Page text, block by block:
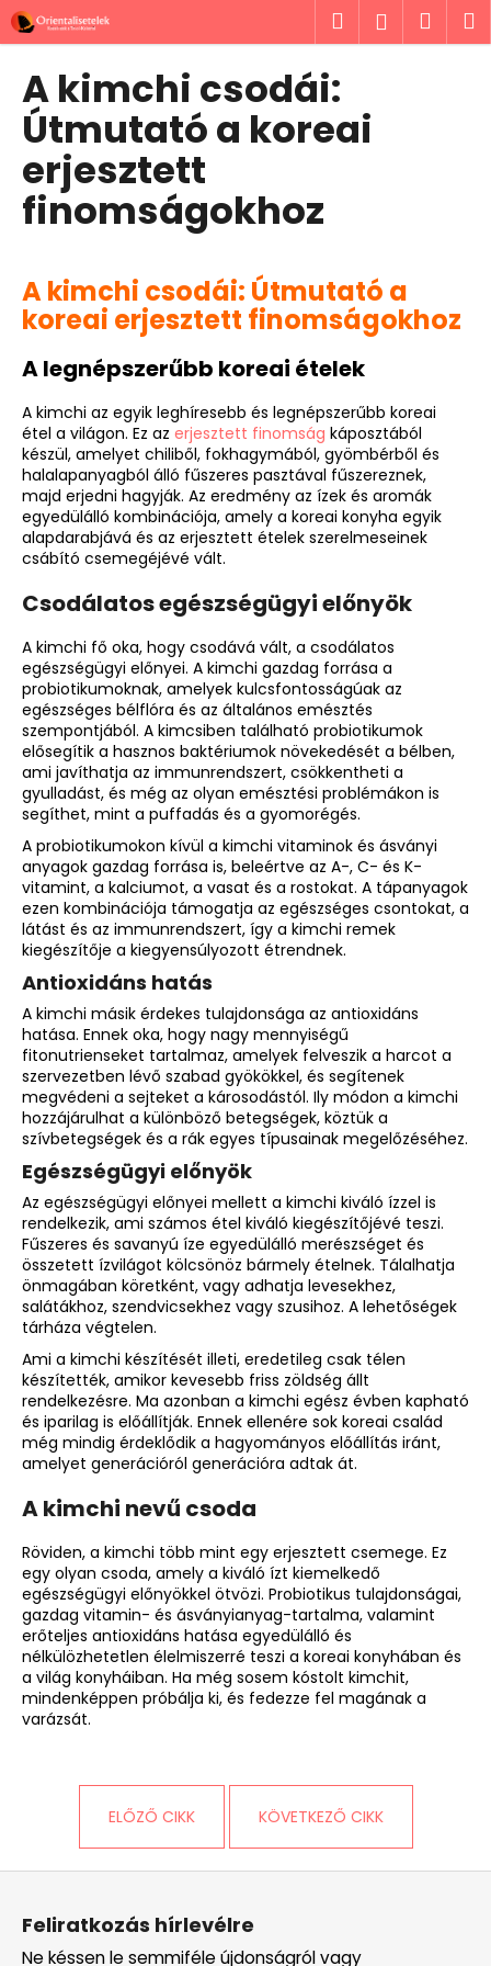
Ugrás
fő
tartalomhoz
Keresés
A kimchi csodái:
Útmutató a koreai
erjesztett
finomságokhoz
A kimchi csodái: Útmutató a
koreai erjesztett finomságokhoz
A legnépszerűbb koreai ételek
A kimchi az egyik leghíresebb és legnépszerűbb koreai
étel a világon. Ez az erjesztett finomság káposztából
készül, amelyet chiliből, fokhagymából, gyömbérből és
halalapanyagból álló fűszeres pasztával fűszereznek,
majd erjedni hagyják. Az eredmény az ízek és aromák
egyedülálló kombinációja, amely a koreai konyha egyik
alapdarabjává és az erjesztett ételek szerelmeseinek
csábító csemegéjévé vált.
Csodálatos egészségügyi előnyök
A kimchi fő oka, hogy csodává vált, a csodálatos
egészségügyi előnyei. A kimchi gazdag forrása a
probiotikumoknak, amelyek kulcsfontosságúak az
egészséges bélflóra és az általános emésztés
szempontjából. A kimcsiben található probiotikumok
elősegítik a hasznos baktériumok növekedését a bélben,
ami javíthatja az immunrendszert, csökkentheti a
gyulladást, és még az olyan emésztési problémákon is
segíthet, mint a puffadás és a gyomorégés.
A probiotikumokon kívül a kimchi vitaminok és ásványi
anyagok gazdag forrása is, beleértve az A-, C- és K-
vitamint, a kalciumot, a vasat és a rostokat. A tápanyagok
ezen kombinációja támogatja az egészséges csontokat, a
látást és az immunrendszert, így a kimchi remek
kiegészítője a kiegyensúlyozott étrendnek.
Antioxidáns hatás
A kimchi másik érdekes tulajdonsága az antioxidáns
hatása. Ennek oka, hogy nagy mennyiségű
fitonutrienseket tartalmaz, amelyek felveszik a harcot a
szervezetben lévő szabad gyökökkel, és segítenek
megvédeni a sejteket a károsodástól. Ily módon a kimchi
hozzájárulhat a különböző betegségek, köztük a
szívbetegségek és a rák egyes típusainak megelőzéséhez.
Egészségügyi előnyök
Az egészségügyi előnyei mellett a kimchi kiváló ízzel is
rendelkezik, ami számos étel kiváló kiegészítőjévé teszi.
Fűszeres és savanyú íze egyedülálló merészséget és
összetett ízvilágot kölcsönöz bármely ételnek. Tálalhatja
önmagában köretként, vagy adhatja levesekhez,
salátákhoz, szendvicsekhez vagy szusihoz. A lehetőségek
tárháza végtelen.
Ami a kimchi készítését illeti, eredetileg csak télen
készítették, amikor kevesebb friss zöldség állt
rendelkezésre. Ma azonban a kimchi egész évben kapható
és iparilag is előállítják. Ennek ellenére sok koreai család
még mindig érdeklődik a hagyományos előállítás iránt,
amelyet generációról generációra adtak át.
A kimchi nevű csoda
Röviden, a kimchi több mint egy erjesztett csemege. Ez
egy olyan csoda, amely a kiváló ízt kiemelkedő
egészségügyi előnyökkel ötvözi. Probiotikus tulajdonságai,
gazdag vitamin- és ásványianyag-tartalma, valamint
erőteljes antioxidáns hatása egyedülálló és
nélkülözhetetlen élelmiszerré teszi a koreai konyhában és
a világ konyháiban. Ha még sosem kóstolt kimchit,
mindenképpen próbálja ki, és fedezze fel magának a
varázsát.
ELŐZŐ CIKK KÖVETKEZŐ CIKK
K
o
M
i
t
k
e
e
s
KERESÉS
Feliratkozás hírlevélre
Ne késsen le semmiféle újdonságról vagy